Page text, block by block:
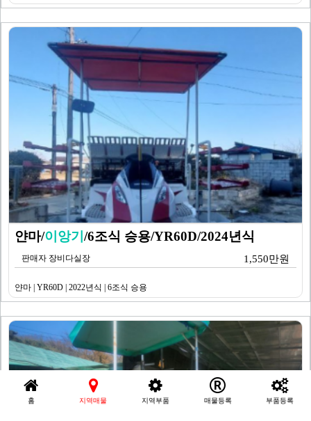
얀마/이앙기/6조식 승용/YR60D/2024년식
판매자 장비다실장 1,550만원
얀마 | YR60D | 2022년식 | 6조식 승용
홈 지역매물 지역부품 매물등록 부품등록